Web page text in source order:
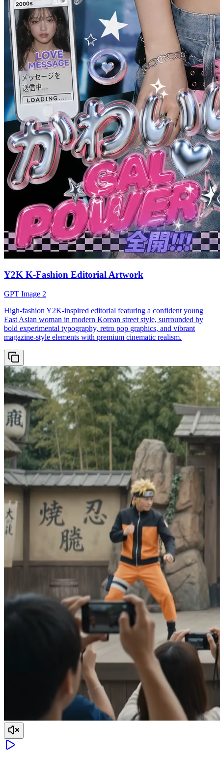
Y2K K-Fashion Editorial Artwork
GPT Image 2
High-fashion Y2K-inspired editorial featuring a confident young
East Asian woman in modern Korean street style, surrounded by
bold experimental typography, retro pop graphics, and vibrant
magazine-style elements with premium cinematic realism.